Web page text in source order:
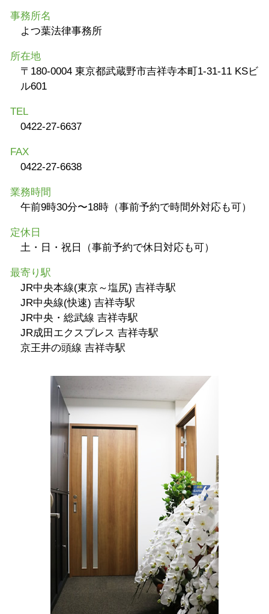
事務所名
よつ葉法律事務所
所在地
〒180-0004 東京都武蔵野市吉祥寺本町1-31-11 KSビ
ル601
TEL
0422-27-6637
FAX
0422-27-6638
業務時間
午前9時30分〜18時（事前予約で時間外対応も可）
定休日
土・日・祝日（事前予約で休日対応も可）
最寄り駅
JR中央本線(東京～塩尻) 吉祥寺駅
JR中央線(快速) 吉祥寺駅
JR中央・総武線 吉祥寺駅
JR成田エクスプレス 吉祥寺駅
京王井の頭線 吉祥寺駅